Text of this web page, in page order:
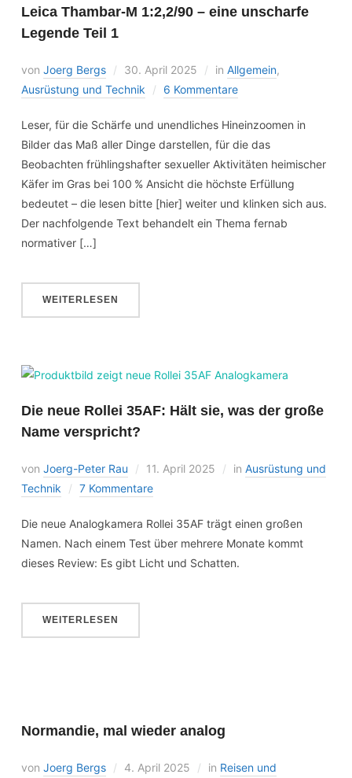
Leica Thambar-M 1:2,2/90 – eine unscharfe
Legende Teil 1
von Joerg Bergs 30. April 2025 in Allgemein,
Ausrüstung und Technik
6 Kommentare
Leser, für die Schärfe und unendliches Hineinzoomen in
Bilder das Maß aller Dinge darstellen, für die das
Beobachten frühlingshafter sexueller Aktivitäten heimischer
Käfer im Gras bei 100 % Ansicht die höchste Erfüllung
bedeutet – die lesen bitte [hier] weiter und klinken sich aus.
Der nachfolgende Text behandelt ein Thema fernab
normativer […]
WEITERLESEN
Die neue Rollei 35AF: Hält sie, was der große
Name verspricht?
von Joerg-Peter Rau 11. April 2025 in Ausrüstung und
Technik
7 Kommentare
Die neue Analogkamera Rollei 35AF trägt einen großen
Namen. Nach einem Test über mehrere Monate kommt
dieses Review: Es gibt Licht und Schatten.
WEITERLESEN
Normandie, mal wieder analog
von Joerg Bergs 4. April 2025 in Reisen und